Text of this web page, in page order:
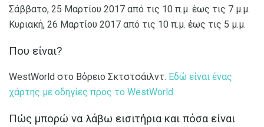
Σάββατο, 25 Μαρτίου 2017 από τις 10 π.μ. έως τις 7 μ.μ.
Κυριακή, 26 Μαρτίου 2017 από τις 10 π.μ. έως τις 5 μ.μ.
Που είναι?
WestWorld στο Βόρειο Σκτστσάιλντ. Εδώ είναι ένας
χάρτης με οδηγίες προς το WestWorld.
Πώς μπορώ να λάβω εισιτήρια και πόσα είναι